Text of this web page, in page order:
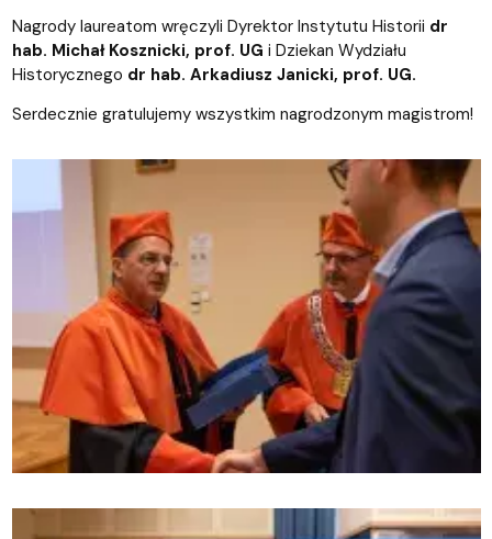
Nagrody laureatom wręczyli Dyrektor Instytutu Historii dr
hab. Michał Kosznicki, prof. UG i Dziekan Wydziału
Historycznego dr hab. Arkadiusz Janicki, prof. UG.
Serdecznie gratulujemy wszystkim nagrodzonym magistrom!